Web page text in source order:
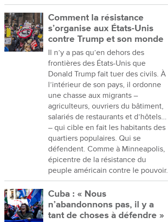
Comment la résistance
s’organise aux États-Unis
contre Trump et son monde
Il n’y a pas qu’en dehors des
frontières des États-Unis que
Donald Trump fait tuer des civils. À
l’intérieur de son pays, il ordonne
une chasse aux migrants –
agriculteurs, ouvriers du bâtiment,
salariés de restaurants et d’hôtels…
– qui cible en fait les habitants des
quartiers populaires. Qui se
défendent. Comme à Minneapolis,
épicentre de la résistance du
peuple américain contre le pouvoir.
Cuba : « Nous
n’abandonnons pas, il y a
tant de choses à défendre »